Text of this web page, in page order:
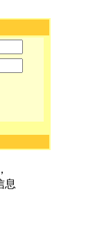
息